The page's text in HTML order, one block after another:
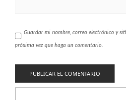
Guardar mi nombre, correo electrónico y
próxima vez que haga un comentario.